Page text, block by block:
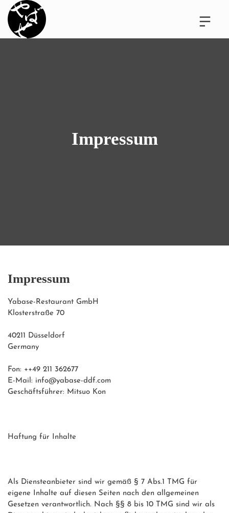
Impressum
Impressum
Yabase-Restaurant GmbH
Klosterstraße 70
40211 Düsseldorf
Germany
Fon: ++49 211 362677
E-Mail: info@yabase-ddf.com
Geschäftsführer: Mitsuo Kon​
Haftung für Inhalte
Als Diensteanbieter sind wir gemäß § 7 Abs.1 TMG für
eigene Inhalte auf diesen Seiten nach den allgemeinen
Gesetzen verantwortlich. Nach §§ 8 bis 10 TMG sind wir als